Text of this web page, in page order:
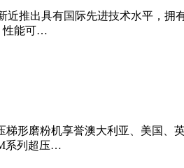
近推出具有国际先进技术水平，
性能可…
梯形磨粉机享誉澳大利亚、美国
系列超压…